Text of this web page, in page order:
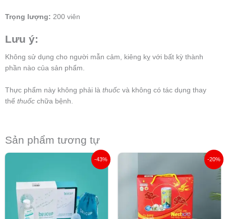
Trọng lượng: 200 viên
Lưu ý:
Không sử dụng cho người mẫn cảm, kiêng kỵ với bất kỳ thành
phần nào của sản phẩm.
Thực phẩm này không phải là thuốc và không có tác dụng thay
thế thuốc chữa bệnh.
Sản phẩm tương tự
-43%
698.000 ₫.
397.000 ₫.
-20%
là:
56.000 ₫.
tại
là:
45.000 ₫.